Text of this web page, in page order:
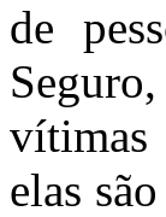
de
vítimas
elas